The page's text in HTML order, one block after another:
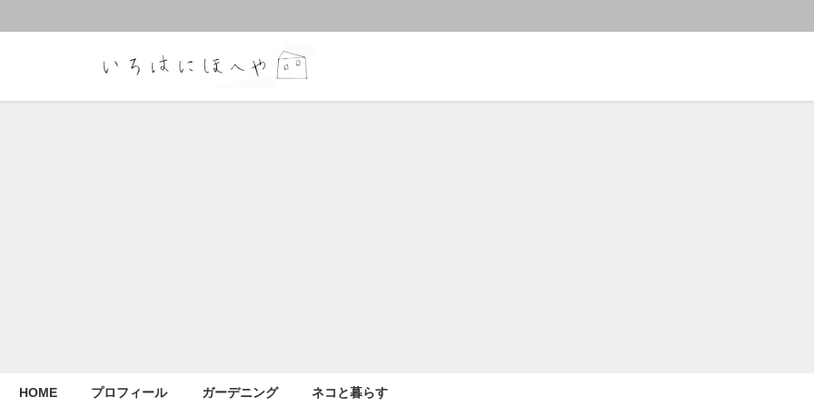
HOME プロフィール ガーデニング ネコと暮らす